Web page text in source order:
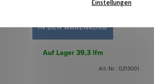
Einstellungen
IN DEN WARENKORB
Auf Lager39,3 lfm
Art.-Nr.: 0213001